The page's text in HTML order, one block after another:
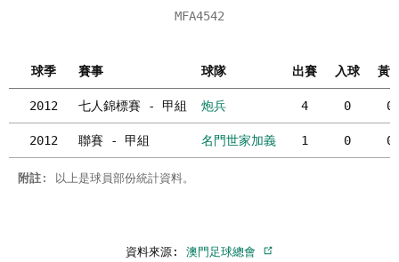
MFA4542
球季 賽事 球隊 出賽 入球 黃
2012 七人錦標賽 - 甲組 炮兵 4 0 0
2012 聯賽 - 甲組 名門世家加義 1 0 0
附註 : 以上是球員部份統計資料。
資料來源: 澳門足球總會